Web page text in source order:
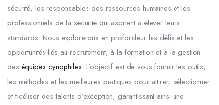
sécurité, les responsables des ressources humaines et les
professionnels de la sécurité qui aspirent à élever leurs
standards. Nous explorerons en profondeur les défis et les
opportunités liés au recrutement, à la formation et à la gestion
des équipes cynophiles. L’objectif est de vous fournir les outils,
les méthodes et les meilleures pratiques pour attirer, sélectionner
et fidéliser des talents d’exception, garantissant ainsi une